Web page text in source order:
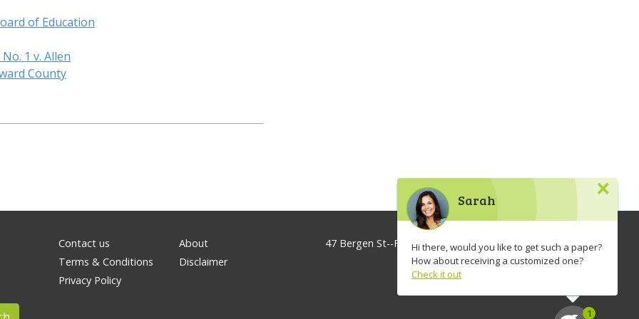
оf Еduсаtіоn
1 v. Аllеn
Соuntу
×
Sarah
Hi there, would you like to get such a paper?
How about receiving a customized one?
Check it out
◢
Contact us
Terms & Conditions
Privacy Policy
About
Disclaimer
47 Bergen St--Floor 3, Brooklyn, NY 11201, USA
info@lawaspect.com